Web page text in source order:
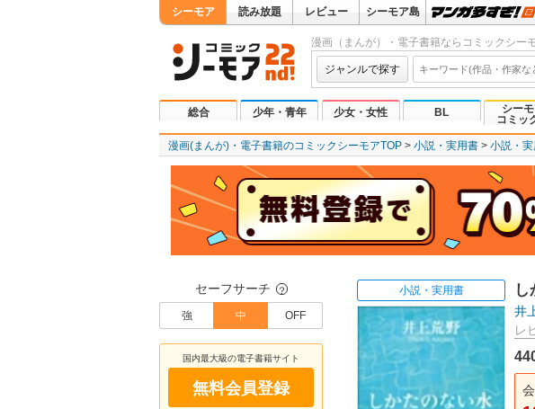
シーモア 読み放題 レビュー シーモア島
漫画（まんが）・電子書籍ならコミックシー
ジャンルで探す
総合 少年・青年 少女・女性 BL
シー
コミッ
漫画(まんが)・電子書籍のコミックシーモアTOP 小説・実用書 小説・
セーフサーチ ？
強 中 OFF
国内最大級の電子書籍サイト
無料会員登録
小説・実用書 し
井
レ